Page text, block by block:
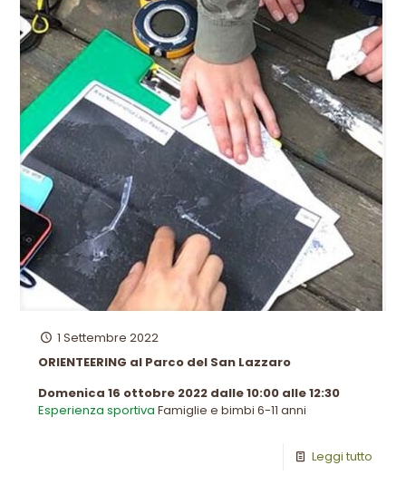
1 Settembre 2022
ORIENTEERING al Parco del San Lazzaro
Domenica 16 ottobre 2022 dalle 10:00 alle 12:30
Esperienza sportiva Famiglie e bimbi 6-11 anni
Leggi tutto